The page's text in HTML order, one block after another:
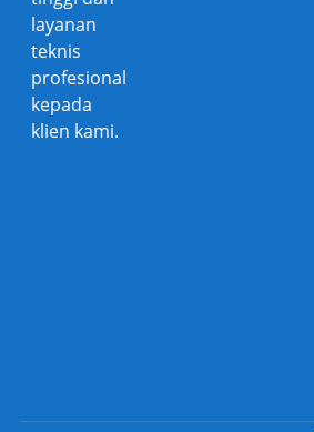
layanan
teknis
profesional
kepada
klien kami.